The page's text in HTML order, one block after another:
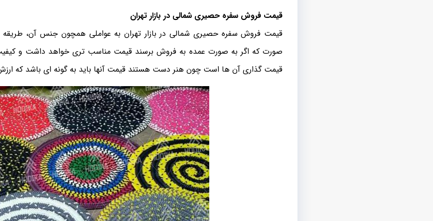
قیمت فروش سفره حصیری شمالی در بازار تهران
قیمت فروش سفره حصیری شمالی در بازار تهران به عواملی همچون جنس آن،
صورت که اگر به صورت عمده به فروش برسند قیمت مناسب تری خواهد داشت و
قیمت گذاری آن ها است چون هنر دست هستند قیمت آنها باید به گونه ای باشد که ارزش